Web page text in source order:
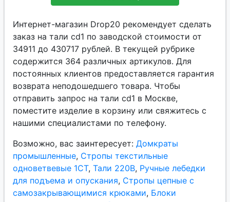
Интернет-магазин Drop20 рекомендует сделать
заказ на тали cd1 по заводской стоимости от
34911 до 430717 рублей. В текущей рубрике
содержится 364 различных артикулов. Для
постоянных клиентов предоставляется гарантия
возврата неподошедшего товара. Чтобы
отправить запрос на тали cd1 в Москве,
поместите изделие в корзину или свяжитесь с
нашими специалистами по телефону.
Возможно, вас заинтересует: Домкраты
промышленные, Стропы текстильные
одноветвевые 1СТ, Тали 220В, Ручные лебедки
для подъема и опускания, Стропы цепные с
самозакрывающимися крюками, Блоки